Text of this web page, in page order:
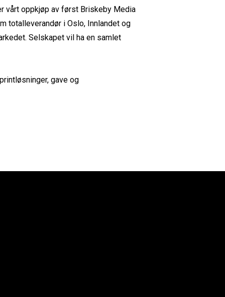
vårt oppkjøp av først Briskeby Media
totalleverandør i Oslo, Innlandet og
Selskapet vil ha en samlet
gave og